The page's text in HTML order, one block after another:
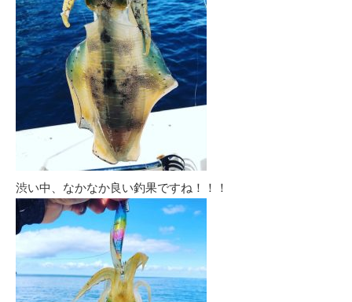
渋い中、なかなか良い釣果ですね！！！